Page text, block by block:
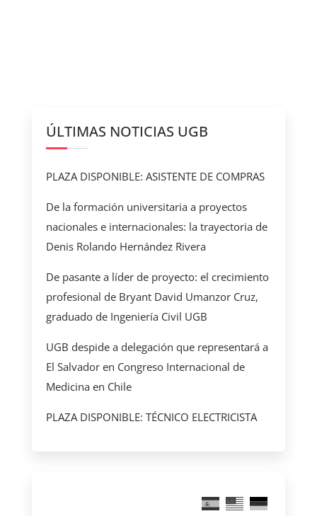
ÚLTIMAS NOTICIAS UGB
PLAZA DISPONIBLE: ASISTENTE DE COMPRAS
De la formación universitaria a proyectos
nacionales e internacionales: la trayectoria de
Denis Rolando Hernández Rivera
De pasante a líder de proyecto: el crecimiento
profesional de Bryant David Umanzor Cruz,
graduado de Ingeniería Civil UGB
UGB despide a delegación que representará a
El Salvador en Congreso Internacional de
Medicina en Chile
PLAZA DISPONIBLE: TÉCNICO ELECTRICISTA